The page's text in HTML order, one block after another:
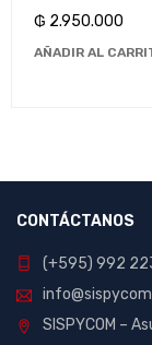
₲ 2.950.000
AÑADIR AL
CONTÁCTANOS
(+595) 992
SISPYCOM –